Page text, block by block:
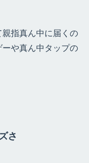
指真ん中に届くの
や真ん中タップの
さ